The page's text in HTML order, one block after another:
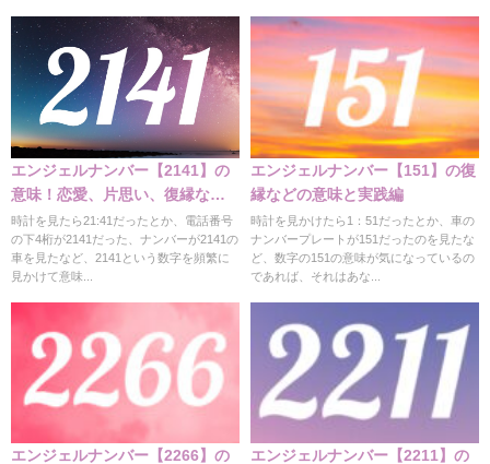
エンジェルナンバー【2141】の
意味！恋愛、片思い、復縁など
解説
時計を見たら21:41だったとか、電話番号
の下4桁が2141だった、ナンバーが2141の
車を見たなど、2141という数字を頻繁に
見かけて意味...
エンジェルナンバー【151】の復
縁などの意味と実践編
時計を見かけたら1：51だったとか、車の
ナンバープレートが151だったのを見たな
ど、数字の151の意味が気になっているの
であれば、それはあな...
エンジェルナンバー【2266】の
エンジェルナンバー【2211】の